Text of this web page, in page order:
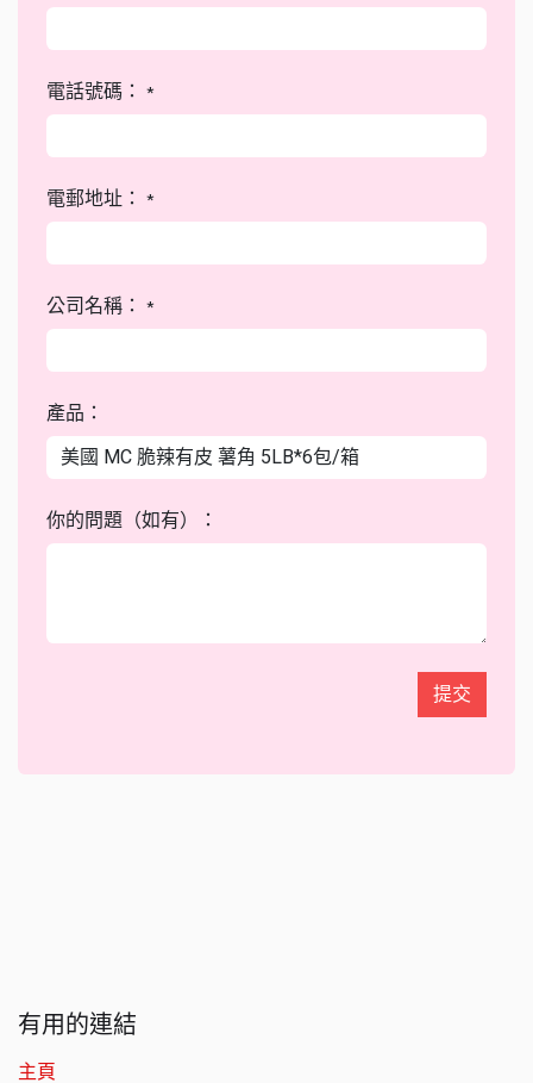
電話號碼： *
電郵地址： *
公司名稱： *
產品：
你的問題（如有）：
提交
有用的連結
主頁